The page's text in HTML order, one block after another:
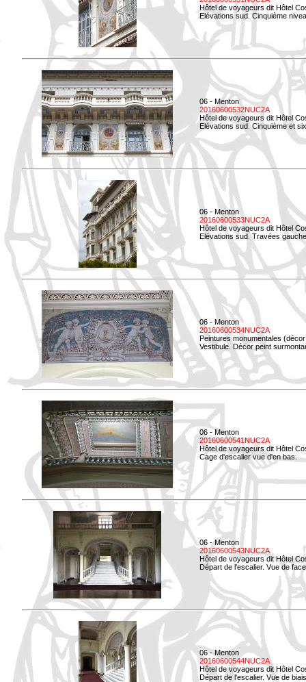
Hôtel de voyageurs dit Hôtel
Elévations sud. Cinquième
06 - Menton
20160600532NUC2A
Hôtel de voyageurs dit Hôtel
Elévations sud. Cinquième et
06 - Menton
20160600533NUC2A
Hôtel de voyageurs dit Hôtel
Elévations sud. Travées
06 - Menton
20160600534NUC2A
Peintures monumentales
Vestibule. Décor peint
06 - Menton
20160600541NUC2A
Hôtel de voyageurs dit Hôtel
Cage d'escalier vue d'en bas.
06 - Menton
20160600543NUC2A
Hôtel de voyageurs dit Hôtel
Départ de l'escalier. Vue de
06 - Menton
20160600544NUC2A
Hôtel de voyageurs dit Hôtel
Départ de l'escalier. Vue de